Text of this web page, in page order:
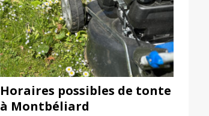
Horaires possibles de tonte
à Montbéliard